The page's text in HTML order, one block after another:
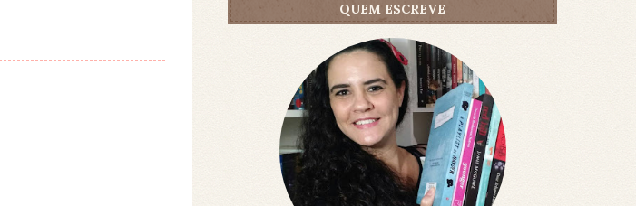
QUEM ESCREVE